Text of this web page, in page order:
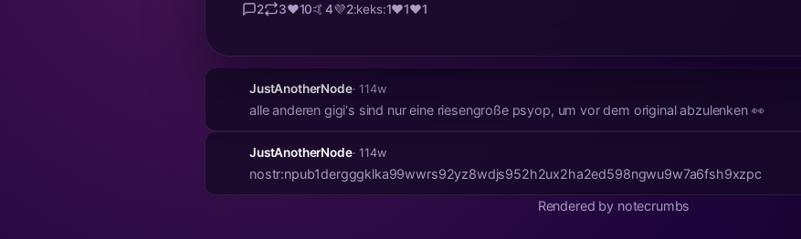
2 3❤️10🤙4💜2:keks:1♥1❤️1
JustAnotherNode· 114w
alle anderen gigi‘s sind nur eine riesengroße psyop, um vor dem original abzulenken 👀
JustAnotherNode· 114w
nostr:npub1dergggklka99wwrs92yz8wdjs952h2ux2ha2ed598ngwu9w7a6fsh9xzpc
Rendered by notecrumbs